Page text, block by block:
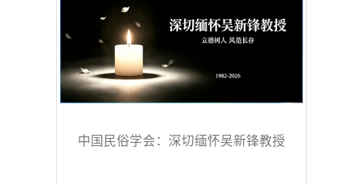
中国民俗学会：深切缅怀吴新锋教授